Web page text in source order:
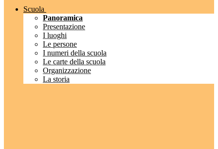
Scuola
Panoramica
Presentazione
I luoghi
Le persone
I numeri della scuola
Le carte della scuola
Organizzazione
La storia